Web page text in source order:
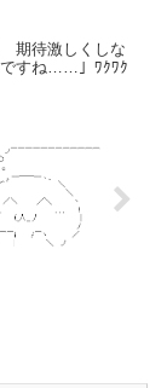
期待激しくしな
ですね……」ﾜｸﾜｸ